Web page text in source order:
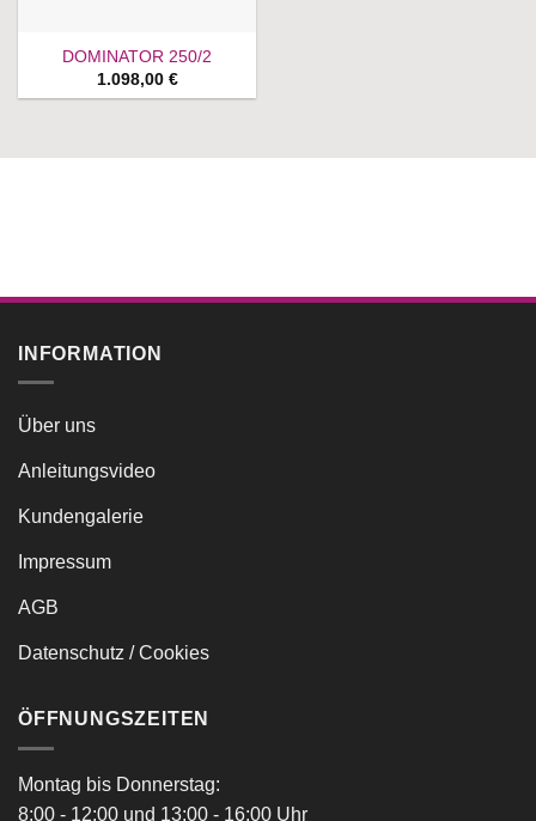
DOMINATOR 250/2
1.098,00 €
INFORMATION
Über uns
Anleitungsvideo
Kundengalerie
Impressum
AGB
Datenschutz / Cookies
ÖFFNUNGSZEITEN
Montag bis Donnerstag:
8:00 - 12:00 und 13:00 - 16:00 Uhr